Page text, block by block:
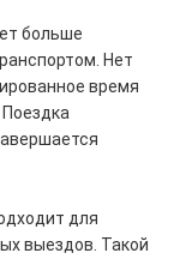
больше
Нет
время
для
выездов. Такой